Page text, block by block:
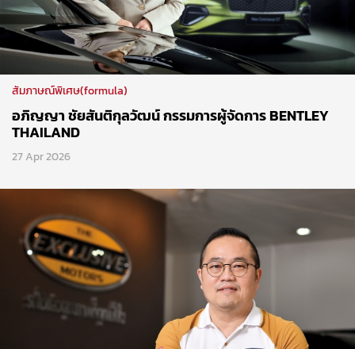
สัมภาษณ์พิเศษ(formula)
อภิญญา ชัยสันติกุลวัฒน์ กรรมการผู้จัดการ BENTLEY
THAILAND
27 Apr 2026